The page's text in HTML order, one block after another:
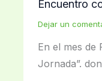
Encuentro
Dejar un
En el mes de
Jornada”.